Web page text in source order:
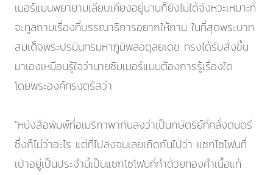
เมอร์แมนพยายามเลียบเคียงอยู่นานก็ยังไม่ได้จังหวะเหมาะที่
จะทูลถามเรื่องที่บรรณาธิการอยากให้ถาม ในที่สุดพระบาท
สมเด็จพระปรมินทรมหาภูมิพลอดุลยเดช ทรงได้รับสั่งขึ้น
มาเองเหมือนรู้ใจว่านายซิมเมอร์แมนต้องการรู้เรื่องใด
โดยพระองค์ทรงตรัสว่า
"หนังสือพิมพ์ที่อเมริกาพากันลงว่าเป็นกษัตริย์ที่คลั่งดนตรี
ซึ่งก็ไม่ว่าอะไร แต่ที่ไปลงจนเลยเถิดกันไปว่า แซกโซโฟนที่
เป่าอยู่เป็นประจำนี้เป็นแซกโซโฟนที่ทำด้วยทองคำเนื้อแท้